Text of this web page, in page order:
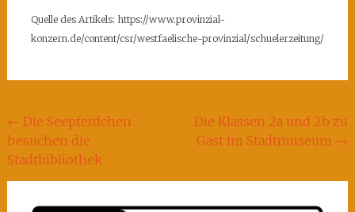
Quelle des Artikels: https://www.provinzial-
konzern.de/content/csr/westfaelische-provinzial/schuelerzeitung/
Beitragsnavigation
← Die Seepferdchen
besuchen die
Stadtbibliothek
Die Klassen 2a und 2b zu
Gast im Stadtmuseum →